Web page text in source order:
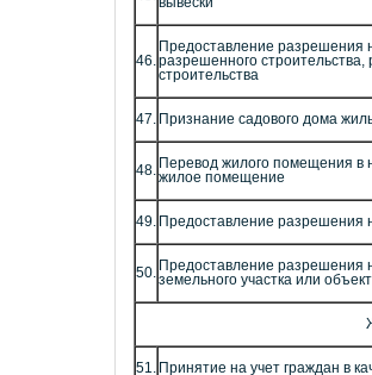
46.
Предоставление разрешения
разрешенного строительства,
строительства
47. Признание садового дома
48. Перевод жилого помещения
жилое помещение
49. Предоставление разрешения
50. Предоставление разрешения
земельного участка или
51. Принятие на учет граждан в